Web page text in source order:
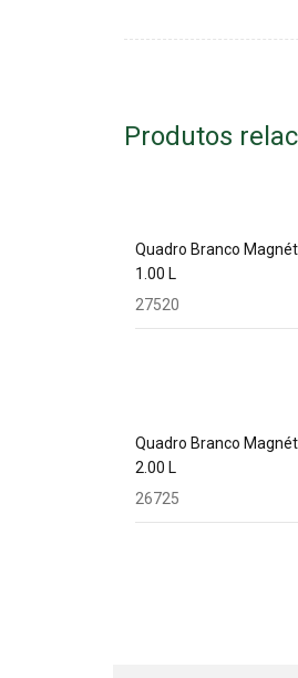
Produtos
Quadro Branco
1.00 L
27520
Quadro Branco
2.00 L
26725